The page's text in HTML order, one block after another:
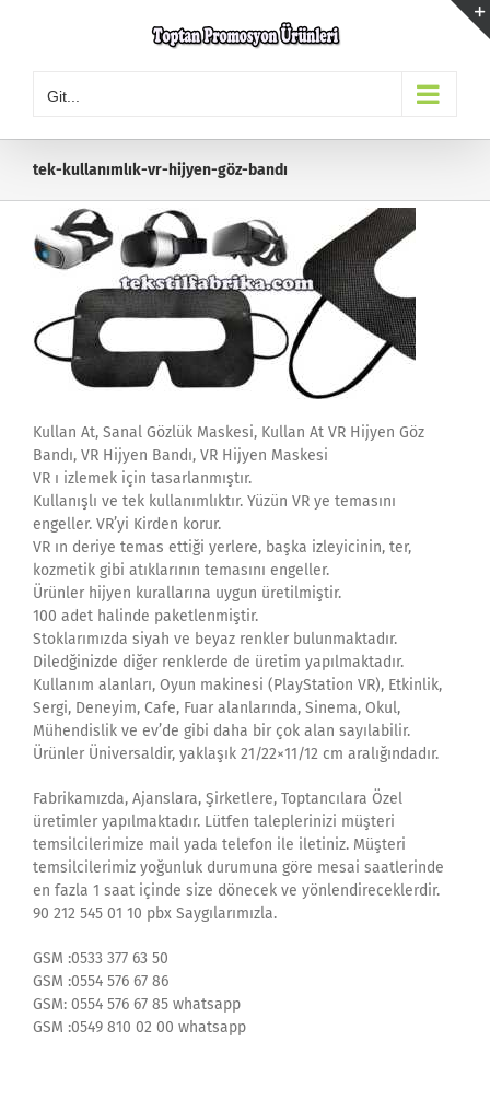
Git...
tek-kullanımlık-vr-hijyen-göz-bandı
Kullan At, Sanal Gözlük Maskesi, Kullan At VR Hijyen Göz
Bandı, VR Hijyen Bandı, VR Hijyen Maskesi
VR ı izlemek için tasarlanmıştır.
Kullanışlı ve tek kullanımlıktır. Yüzün VR ye temasını
engeller. VR’yi Kirden korur.
VR ın deriye temas ettiği yerlere, başka izleyicinin, ter,
kozmetik gibi atıklarının temasını engeller.
Ürünler hijyen kurallarına uygun üretilmiştir.
100 adet halinde paketlenmiştir.
Stoklarımızda siyah ve beyaz renkler bulunmaktadır.
Diledğinizde diğer renklerde de üretim yapılmaktadır.
Kullanım alanları, Oyun makinesi (PlayStation VR), Etkinlik,
Sergi, Deneyim, Cafe, Fuar alanlarında, Sinema, Okul,
Mühendislik ve ev’de gibi daha bir çok alan sayılabilir.
Ürünler Üniversaldir, yaklaşık 21/22×11/12 cm aralığındadır.
Fabrikamızda, Ajanslara, Şirketlere, Toptancılara Özel
üretimler yapılmaktadır. Lütfen taleplerinizi müşteri
temsilcilerimize mail yada telefon ile iletiniz. Müşteri
temsilcilerimiz yoğunluk durumuna göre mesai saatlerinde
en fazla 1 saat içinde size dönecek ve yönlendireceklerdir.
90 212 545 01 10 pbx Saygılarımızla.
GSM :0533 377 63 50
GSM :0554 576 67 86
GSM: 0554 576 67 85 whatsapp
GSM :0549 810 02 00 whatsapp